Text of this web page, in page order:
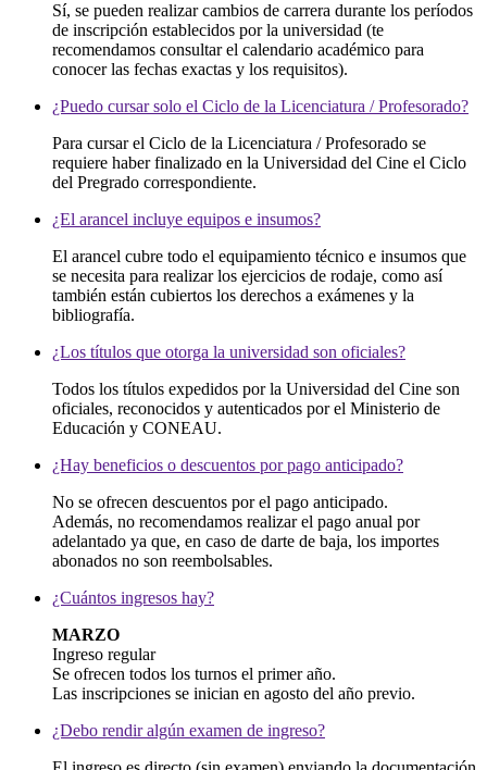
Sí, se pueden realizar cambios de carrera durante los períodos
de inscripción establecidos por la universidad (te
recomendamos consultar el calendario académico para
conocer las fechas exactas y los requisitos).
¿Puedo cursar solo el Ciclo de la Licenciatura / Profesorado?
Para cursar el Ciclo de la Licenciatura / Profesorado se
requiere haber finalizado en la Universidad del Cine el Ciclo
del Pregrado correspondiente.
¿El arancel incluye equipos e insumos?
El arancel cubre todo el equipamiento técnico e insumos que
se necesita para realizar los ejercicios de rodaje, como así
también están cubiertos los derechos a exámenes y la
bibliografía.
¿Los títulos que otorga la universidad son oficiales?
Todos los títulos expedidos por la Universidad del Cine son
oficiales, reconocidos y autenticados por el Ministerio de
Educación y CONEAU.
¿Hay beneficios o descuentos por pago anticipado?
No se ofrecen descuentos por el pago anticipado.
Además, no recomendamos realizar el pago anual por
adelantado ya que, en caso de darte de baja, los importes
abonados no son reembolsables.
¿Cuántos ingresos hay?
MARZO
Ingreso regular
Se ofrecen todos los turnos el primer año.
Las inscripciones se inician en agosto del año previo.
¿Debo rendir algún examen de ingreso?